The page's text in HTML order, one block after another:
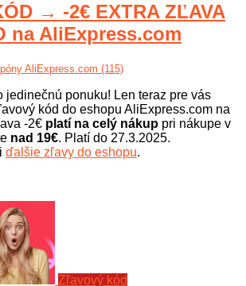
→ -2€ EXTRA ZĽAVA
na AliExpress.com
AliExpress.com (115)
jedinečnú ponuku! Len teraz pre vás
kód do eshopu AliExpress.com na
-2€ platí na celý nákup pri nákupe v
nad 19€. Platí do 27.3.2025.
ďalšie zľavy do eshopu.
Zľavový kód